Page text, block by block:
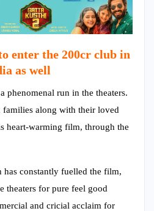
enter the 200cr club in
as well
phenomenal run in the theaters.
families along with their loved
heart-warming film, through the
constantly fuelled the film,
theaters for pure feel good
and cricial acclaim for